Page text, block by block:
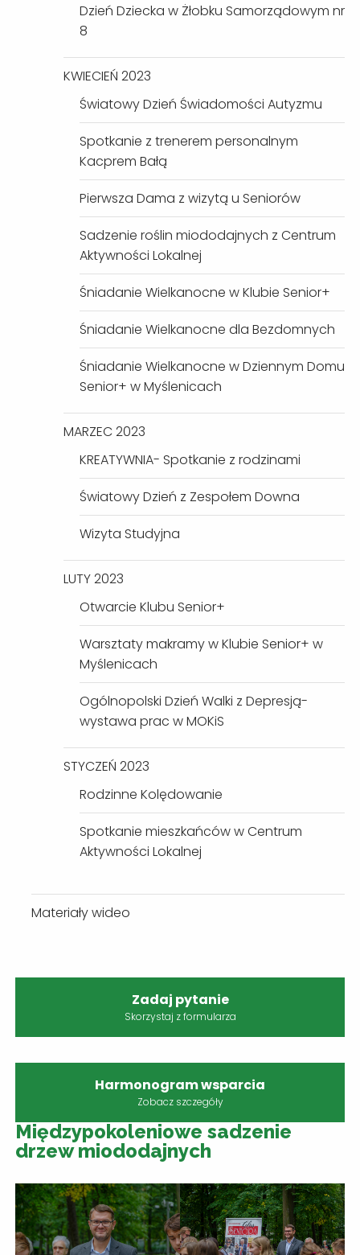
Dzień Dziecka w Żłobku Samorządowym nr
8
KWIECIEŃ 2023
Światowy Dzień Świadomości Autyzmu
Spotkanie z trenerem personalnym
Kacprem Bałą
Pierwsza Dama z wizytą u Seniorów
Sadzenie roślin miododajnych z Centrum
Aktywności Lokalnej
Śniadanie Wielkanocne w Klubie Senior+
Śniadanie Wielkanocne dla Bezdomnych
Śniadanie Wielkanocne w Dziennym Domu
Senior+ w Myślenicach
MARZEC 2023
KREATYWNIA- Spotkanie z rodzinami
Światowy Dzień z Zespołem Downa
Wizyta Studyjna
LUTY 2023
Otwarcie Klubu Senior+
Warsztaty makramy w Klubie Senior+ w
Myślenicach
Ogólnopolski Dzień Walki z Depresją-
wystawa prac w MOKiS
STYCZEŃ 2023
Rodzinne Kolędowanie
Spotkanie mieszkańców w Centrum
Aktywności Lokalnej
Materiały wideo
Zadaj pytanie
Skorzystaj z formularza
Harmonogram wsparcia
Zobacz szczegóły
Międzypokoleniowe sadzenie
drzew miododajnych